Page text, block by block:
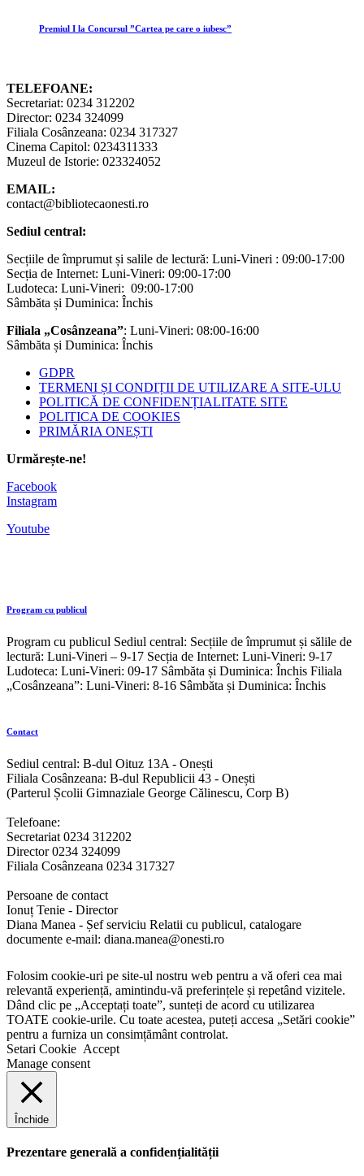
Premiul I la Concursul ”Cartea pe care o iubesc”
TELEFOANE:
Secretariat: 0234 312202
Director: 0234 324099
Filiala Cosânzeana: 0234 317327
Cinema Capitol: 0234311333
Muzeul de Istorie: 023324052
EMAIL:
contact@bibliotecaonesti.ro
Sediul central:
Secțiile de împrumut și salile de lectură: Luni-Vineri : 09:00-17:00
Secția de Internet: Luni-Vineri: 09:00-17:00
Ludoteca: Luni-Vineri: 09:00-17:00
Sâmbăta și Duminica: Închis
Filiala „Cosânzeana”: Luni-Vineri: 08:00-16:00
Sâmbăta și Duminica: Închis
GDPR
TERMENI ȘI CONDIȚII DE UTILIZARE A SITE-ULU
POLITICĂ DE CONFIDENȚIALITATE SITE
POLITICA DE COOKIES
PRIMĂRIA ONEȘTI
Urmărește-ne!
Facebook
Instagram
Youtube
Program cu publicul
Program cu publicul Sediul central: Secțiile de împrumut și sălile de
lectură: Luni-Vineri – 9-17 Secția de Internet: Luni-Vineri: 9-17
Ludoteca: Luni-Vineri: 09-17 Sâmbăta și Duminica: Închis Filiala
„Cosânzeana”: Luni-Vineri: 8-16 Sâmbăta și Duminica: Închis
Contact
Sediul central: B-dul Oituz 13A - Onești
Filiala Cosânzeana: B-dul Republicii 43 - Onești
(Parterul Școlii Gimnaziale George Călinescu, Corp B)
Telefoane:
Secretariat 0234 312202
Director 0234 324099
Filiala Cosânzeana 0234 317327
Persoane de contact
Ionuț Tenie - Director
Diana Manea - Șef serviciu Relatii cu publicul, catalogare
documente e-mail: diana.manea@onesti.ro
Folosim cookie-uri pe site-ul nostru web pentru a vă oferi cea mai
relevantă experiență, amintindu-vă preferințele și repetând vizitele.
Dând clic pe „Acceptați toate”, sunteți de acord cu utilizarea
TOATE cookie-urile. Cu toate acestea, puteți accesa „Setări cookie”
pentru a furniza un consimțământ controlat.
Setari Cookie Accept
Manage consent
Închide
Prezentare generală a confidențialității